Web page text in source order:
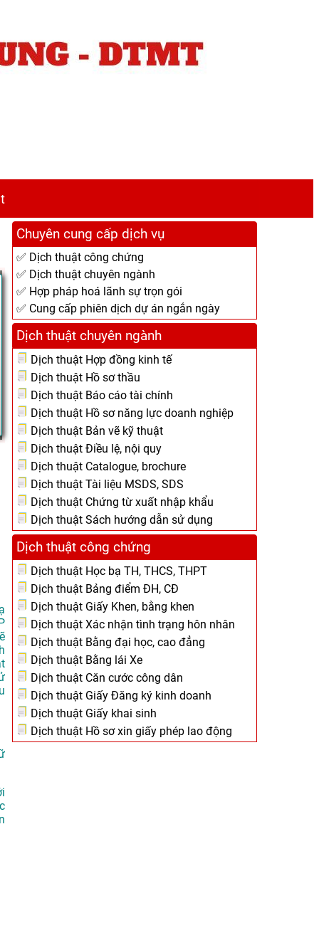
Chuyên cung cấp dịch vụ
✅ Dịch thuật công chứng
✅ Dịch thuật chuyên ngành
✅ Hợp pháp hoá lãnh sự trọn gói
✅ Cung cấp phiên dịch dự án ngắn ngày
Dịch thuật chuyên ngành
Dịch thuật Hợp đồng kinh tế
Dịch thuật Hồ sơ thầu
Dịch thuật Báo cáo tài chính
Dịch thuật Hồ sơ năng lực doanh nghiệp
Dịch thuật Bản vẽ kỹ thuật
Dịch thuật Điều lệ, nội quy
Dịch thuật Catalogue, brochure
Dịch thuật Tài liệu MSDS, SDS
Dịch thuật Chứng từ xuất nhập khẩu
Dịch thuật Sách hướng dẫn sử dụng
Dịch thuật công chứng
Dịch thuật Học bạ TH, THCS, THPT
Dịch thuật Bảng điểm ĐH, CĐ
Dịch thuật Giấy Khen, bằng khen
Dịch thuật Xác nhận tình trạng hôn nhân
Dịch thuật Bằng đại học, cao đẳng
Dịch thuật Bằng lái Xe
Dịch thuật Căn cước công dân
Dịch thuật Giấy Đăng ký kinh doanh
Dịch thuật Giấy khai sinh
Dịch thuật Hồ sơ xin giấy phép lao động